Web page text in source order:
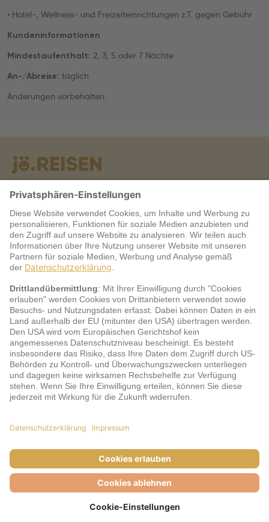
• Hotel-, Wellness- und Freizeiteinrichtungen z.T. gegen Gebühr
Kundeninformationen
Mindestaufenthalt: 2, 3, 5 oder 7 Nächte
An-/Abreise: täglich
Änderungen vorbehalten.
Warum jö?
Service
jö Bonus Club Partner
Zahlungsarten & Sicherheit
AGB
Datenschutz